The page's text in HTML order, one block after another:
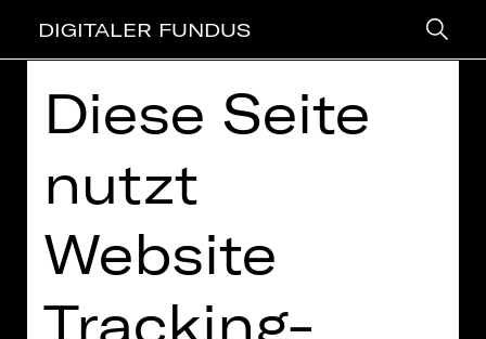
DIGITALER FUNDUS
> zurück
5 THEATER, 1 PROJEKT:
ZEITFÜREINANDER. DATING IN
ZEITEN VON SOCIAL-
DISTANCING
Diese Seite
nutzt
Website
Tracking-